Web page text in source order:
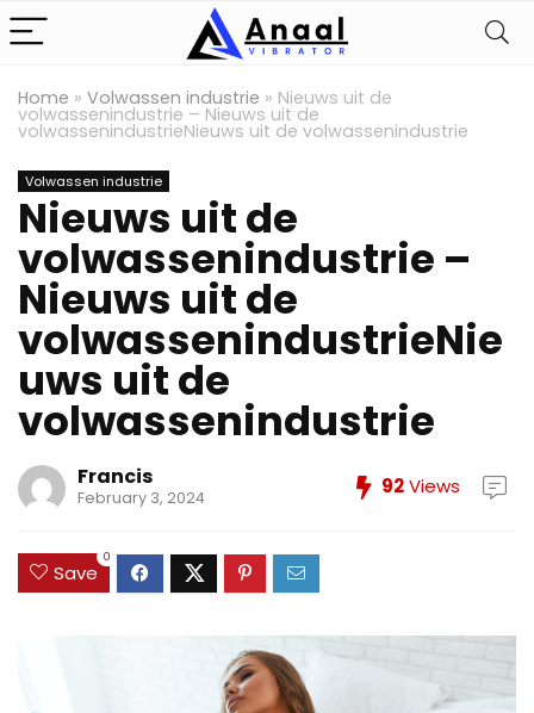
Home » Volwassen industrie » Nieuws uit de
volwassenindustrie – Nieuws uit de
volwassenindustrieNieuws uit de volwassenindustrie
Volwassen industrie
Nieuws uit de
volwassenindustrie –
Nieuws uit de
volwassenindustrieNie
uws uit de
volwassenindustrie
Francis
February 3, 2024 92Views
Save
0